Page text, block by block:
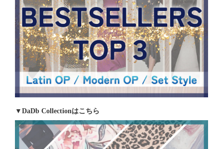
▼DaDb Collectionはこちら